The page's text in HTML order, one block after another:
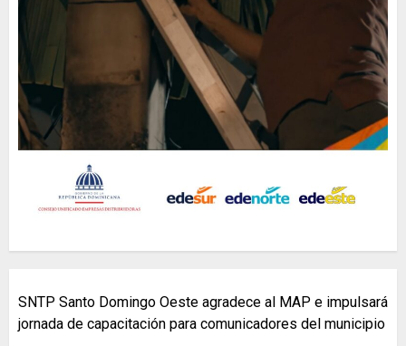
SNTP Santo Domingo Oeste agradece al MAP e impulsará
jornada de capacitación para comunicadores del municipio